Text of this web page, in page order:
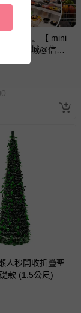
展期票』【 mini
模擬城@信義
7/10-8/30 (電子票
次安排入場，逾
票(2歲以上)贈一
人秒開收折疊聖
款 (1.5公尺)